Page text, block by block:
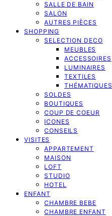
SALLE DE BAIN
SALON
AUTRES PIÈCES
SHOPPING
SELECTION DECO
MEUBLES
ACCESSOIRES
LUMINAIRES
TEXTILES
THÉMATIQUES
SOLDES
BOUTIQUES
COUP DE COEUR
ICONES
CONSEILS
VISITES
APPARTEMENT
MAISON
LOFT
STUDIO
HOTEL
ENFANT
CHAMBRE BEBE
CHAMBRE ENFANT